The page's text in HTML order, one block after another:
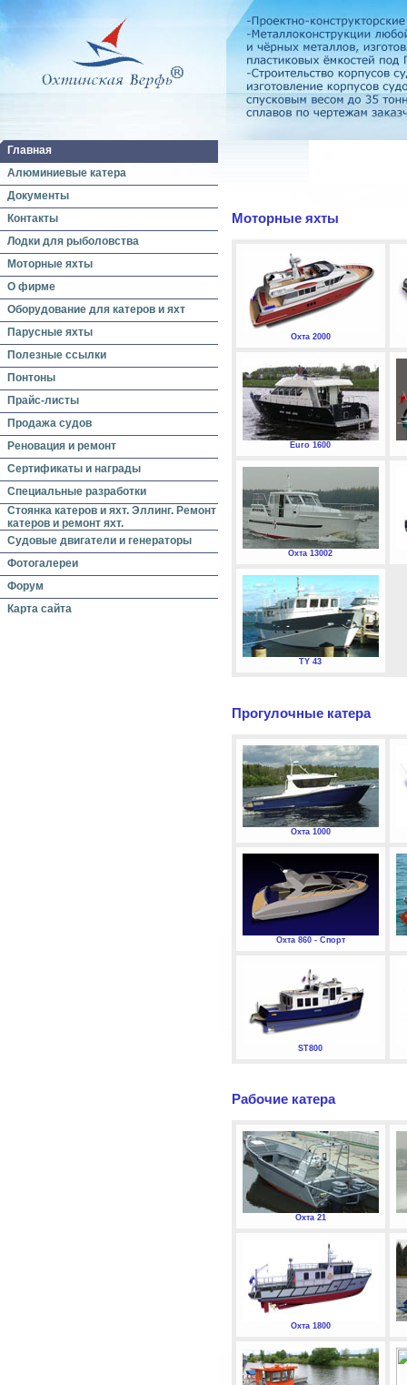
Главная
Алюминиевые катера
Документы
Контакты
Лодки для рыболовства
Моторные яхты
О фирме
Оборудование для катеров и яхт
Парусные яхты
Полезные ссылки
Понтоны
Прайс-листы
Продажа судов
Реновация и ремонт
Сертификаты и награды
Специальные разработки
Стоянка катеров и яхт. Эллинг. Ремонт
катеров и ремонт яхт.
Судовые двигатели и генераторы
Фотогалереи
Форум
Карта сайта
Моторные яхты
Охта 2000
Euro 1600
Охта 13002
TY 43
Прогулочные катера
Охта 1000
Охта 860 - Спорт
ST800
Рабочие катера
Охта 21
Охта 1800